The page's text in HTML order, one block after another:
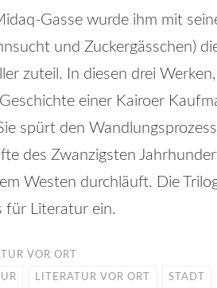
Gasse wurde ihm mit
und Zuckergässchen)
zuteil. In diesen drei
einer Kairoer
spürt den
des Zwanzigsten
Westen durchläuft. Die
für Literatur ein.
VOR ORT
LITERATUR VOR ORT STADT